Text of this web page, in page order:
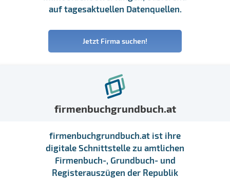
auf tagesaktuellen Datenquellen.
Jetzt Firma suchen!
firmenbuchgrundbuch.at
firmenbuchgrundbuch.at ist ihre
digitale Schnittstelle zu amtlichen
Firmenbuch-, Grundbuch- und
Registerauszügen der Republik